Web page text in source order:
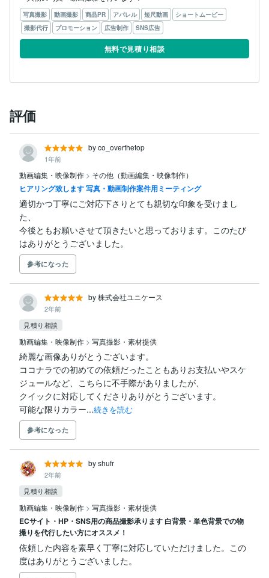
写真撮影 動画撮影 商品PR アパレル 短尺動画
ショートムービー
撮影代行
プロモーション 広告制作 SNS広告
無料で見積り相談
評価
by co_overthetop
1年前
動画編集・映像制作 > その他（動画編集・映像制作）
ヒアリング致します 写真・動画制作案件用ミーティング
適切かつ丁寧にご対応下さりとても親切な印象を受けまし
た、
今後ともお願いさせて頂きたいと思っております。このたび
はありがとうございました。
参考になった
by 株式会社ユニケース
2年前
見積り相談
動画編集・映像制作 > 写真撮影・素材提供
綺麗な画像ありがとうございます。
ココナラでの初めての依頼だったこともありお支払いやスケ
ジュールなど、こちらに不手際がありましたが、
クイックに対応してくださりありがとうございます。
可能な限りカラー...続きを読む
参考になった
by shufr
2年前
見積り相談
動画編集・映像制作 > 写真撮影・素材提供
ECサイト・HP・SNS用の商品撮影承ります 白背景・単色背景での物
撮りを代行したい方にオススメ！
依頼した内容を素早く丁寧に対応していただけました。この
度はありがとうございました。